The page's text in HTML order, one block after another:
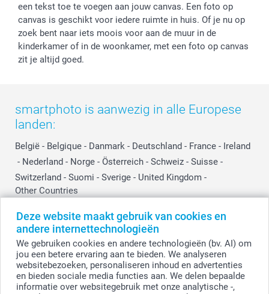
Deze website maakt gebruik van cookies en
andere internettechnologieën
We gebruiken cookies en andere technologieën (bv. AI) om
jou een betere ervaring aan te bieden. We analyseren
websitebezoeken, personaliseren inhoud en advertenties
en bieden sociale media functies aan. We delen bepaalde
informatie over websitegebruik met onze analytische -,
een tekst toe te voegen aan jouw canvas. Een foto op
canvas is geschikt voor iedere ruimte in huis. Of je nu op
zoek bent naar iets moois voor aan de muur in de
kinderkamer of in de woonkamer, met een foto op canvas
zit je altijd goed.
smartphoto is aanwezig in alle Europese
landen:
België - Belgique - Danmark - Deutschland - France - Ireland
- Nederland - Norge - Österreich - Schweiz - Suisse -
Switzerland - Suomi - Sverige - United Kingdom -
Other Countries
© smartphoto group. Alle rechten voorbehouden.Disclaimer
Alle prijzen zijn in EURO (€) inclusief BTW en exclusief verzendkosten.